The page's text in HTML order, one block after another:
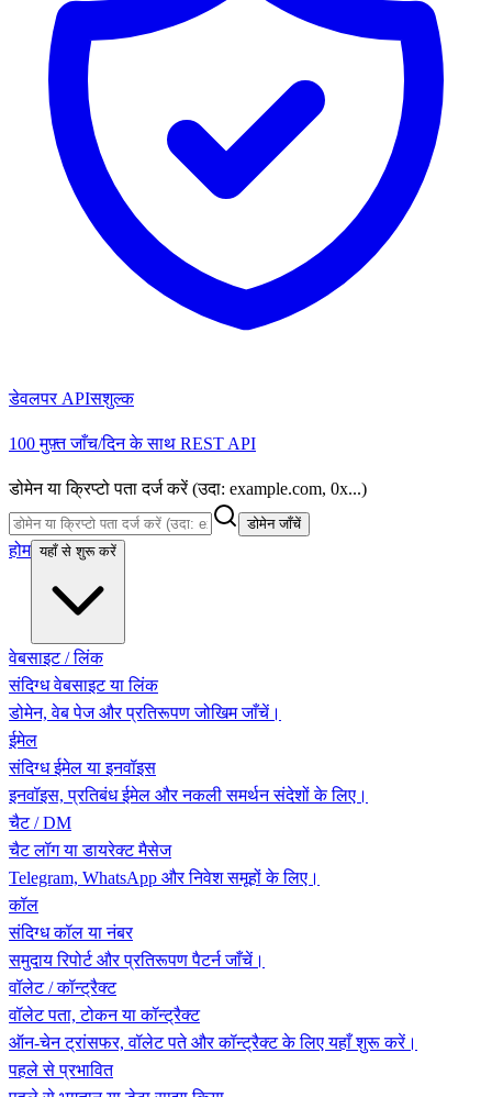
डेवलपर APIसशुल्क
100 मुफ़्त जाँच/दिन के साथ REST API
डोमेन या क्रिप्टो पता दर्ज करें (उदा: example.com, 0x...)
डोमेन जाँचें
होम यहाँ से शुरू करें
वेबसाइट / लिंक
संदिग्ध वेबसाइट या लिंक
डोमेन, वेब पेज और प्रतिरूपण जोखिम जाँचें।
ईमेल
संदिग्ध ईमेल या इनवॉइस
इनवॉइस, प्रतिबंध ईमेल और नकली समर्थन संदेशों के लिए।
चैट / DM
चैट लॉग या डायरेक्ट मैसेज
Telegram, WhatsApp और निवेश समूहों के लिए।
कॉल
संदिग्ध कॉल या नंबर
समुदाय रिपोर्ट और प्रतिरूपण पैटर्न जाँचें।
वॉलेट / कॉन्ट्रैक्ट
वॉलेट पता, टोकन या कॉन्ट्रैक्ट
ऑन-चेन ट्रांसफर, वॉलेट पते और कॉन्ट्रैक्ट के लिए यहाँ शुरू करें।
पहले से प्रभावित